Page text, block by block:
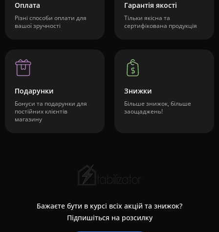
Оплата
Різні способи оплати для
вашої зручності
Гарантія якості
Тільки якісна та
сертифікована продукція
Подарунки
Бонуси та подарунки для
постійних клієнтів
магазину
Знижки
Більше знижок, більше
заощаджень!
Бажаєте бути в курсі всіх акцій та знижок?
Підпишіться на розсилку